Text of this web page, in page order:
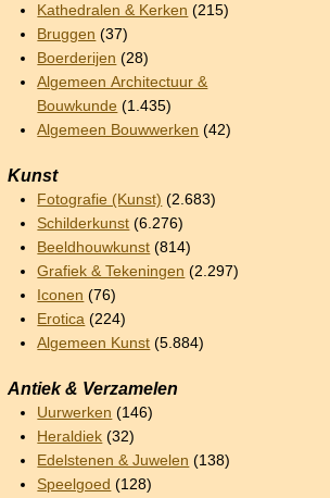
Kathedralen & Kerken (215)
Bruggen (37)
Boerderijen (28)
Algemeen Architectuur &
Bouwkunde (1.435)
Algemeen Bouwwerken (42)
Kunst
Fotografie (Kunst) (2.683)
Schilderkunst (6.276)
Beeldhouwkunst (814)
Grafiek & Tekeningen (2.297)
Iconen (76)
Erotica (224)
Algemeen Kunst (5.884)
Antiek & Verzamelen
Uurwerken (146)
Heraldiek (32)
Edelstenen & Juwelen (138)
Speelgoed (128)